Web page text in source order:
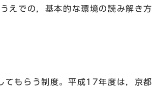
えでの，基本的な環境の読み解き
もらう制度。平成17年度は，京